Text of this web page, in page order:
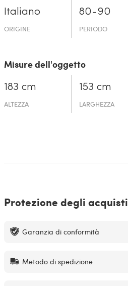
Italiano
ORIGINE
80-90
PERIODO
Misure dell'oggetto
183 cm
ALTEZZA
153 cm
LARGHEZZA
Protezione degli acquisti
Garanzia di conformità
Metodo di spedizione